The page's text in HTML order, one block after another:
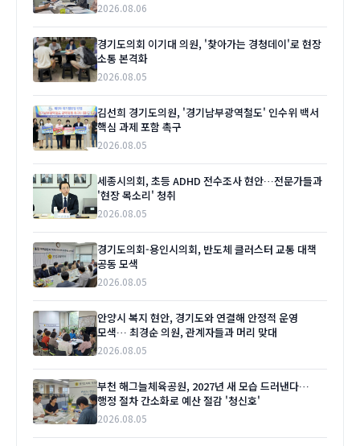
2026.08.06
경기도의회 이기대 의원, '찾아가는 경청데이'로 현장
소통 본격화
2026.08.05
김선희 경기도의원, '경기남부광역철도' 인수위 백서
핵심 과제 포함 촉구
2026.08.05
세종시의회, 초등 ADHD 전수조사 현안…전문가들과
'현장 목소리' 청취
2026.08.05
경기도의회-용인시의회, 반도체 클러스터 교통 대책
공동 모색
2026.08.05
안양시 복지 현안, 경기도와 연결해 안정적 운영
모색… 최경순 의원, 관계자들과 머리 맞대
2026.08.05
부천 해그늘체육공원, 2027년 새 모습 드러낸다…
행정 절차 간소화로 예산 절감 '청신호'
2026.08.05